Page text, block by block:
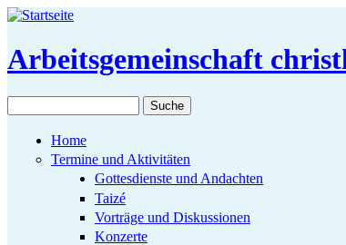
Direkt zum Inhalt
Arbeitsgemeinschaft
Home
Termine und Aktivitäten
Gottesdienste und Andachten
Taizé
Vorträge und Diskussionen
Konzerte